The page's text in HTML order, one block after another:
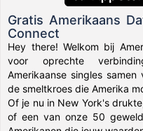
Gratis Amerikaans
Connect
Hey there! Welkom bij
voor oprechte
Amerikaanse singles
de smeltkroes die Amerika
Of je nu in New York's
of een van onze 50